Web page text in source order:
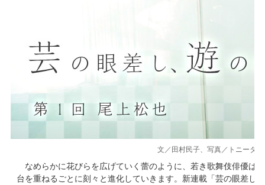
文／田村民子、写真／トニータ
なめらかに花びらを広げていく蕾のように、若き歌舞伎俳優は舞
台を重ねるごとに刻々と進化していきます。新連載「芸の眼差し、